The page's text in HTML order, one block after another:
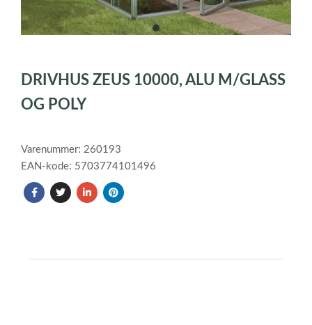
item
of
1
DRIVHUS ZEUS 10000, ALU M/GLASS
OG POLY
Varenummer: 260193
EAN-kode: 5703774101496